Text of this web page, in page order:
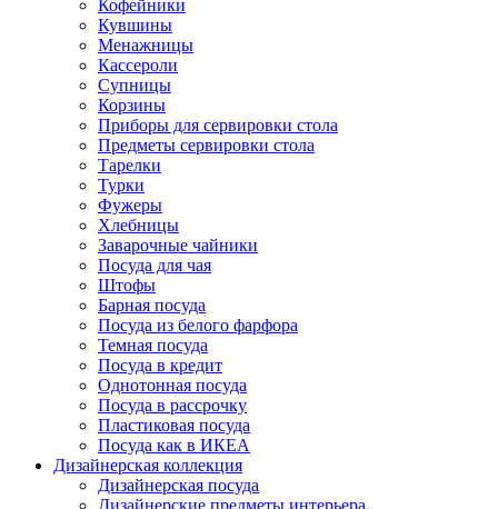
Кофейники
Кувшины
Менажницы
Кассероли
Супницы
Корзины
Приборы для сервировки стола
Предметы сервировки стола
Тарелки
Турки
Фужеры
Хлебницы
Заварочные чайники
Посуда для чая
Штофы
Барная посуда
Посуда из белого фарфора
Темная посуда
Посуда в кредит
Однотонная посуда
Посуда в рассрочку
Пластиковая посуда
Посуда как в ИКЕА
Дизайнерская коллекция
Дизайнерская посуда
Дизайнерские предметы интерьера